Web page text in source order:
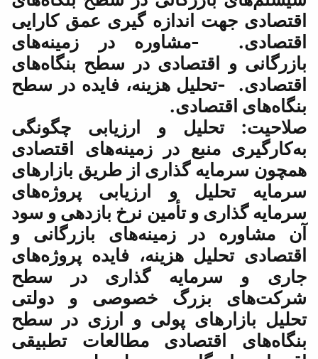
گیری عمق کارایی
در زمینه‌های
در سطح بنگاه‌های
فایده در سطح
ارزیابی چگونگی
زمینه‌های اقتصادی
از طریق بازارهای
پروژه‌های
نرخ بازدهی و سود
بازرگانی و
فایده پروژه‌های
گذاری در سطح
خصوصی و دولتی
پولی و ارزی در سطح
مطالعات تطبیقی